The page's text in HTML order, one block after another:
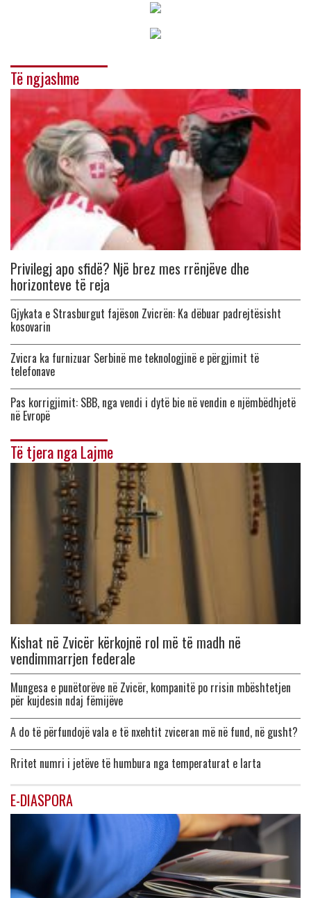
Të ngjashme
Privilegj apo sfidë? Një brez mes rrënjëve dhe
horizonteve të reja
Gjykata e Strasburgut fajëson Zvicrën: Ka dëbuar padrejtësisht
kosovarin
Zvicra ka furnizuar Serbinë me teknologjinë e përgjimit të
telefonave
Pas korrigjimit: SBB, nga vendi i dytë bie në vendin e njëmbëdhjetë
në Evropë
Të tjera nga Lajme
Kishat në Zvicër kërkojnë rol më të madh në
vendimmarrjen federale
Mungesa e punëtorëve në Zvicër, kompanitë po rrisin mbështetjen
për kujdesin ndaj fëmijëve
A do të përfundojë vala e të nxehtit zviceran më në fund, në gusht?
Rritet numri i jetëve të humbura nga temperaturat e larta
E-DIASPORA